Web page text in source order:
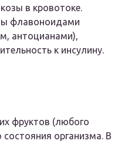
в кровотоке.
флавоноидами
антоцианами),
к инсулину.
фруктов (любого
организма. В